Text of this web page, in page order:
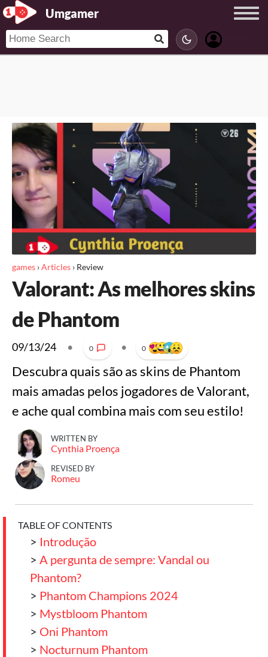
Umgamer
games ›Articles › Review
Valorant: As melhores skins
de Phantom
09/13/24 • 0 • 0
Descubra quais são as skins de Phantom
mais amadas pelos jogadores de Valorant,
e ache qual combina mais com seu estilo!
WRITTEN BY
Cynthia Proença
REVISED BY
Romeu
TABLE OF CONTENTS
> Introdução
> A pergunta de sempre: Vandal ou
Phantom?
> Phantom Champions 2024
> Mystbloom Phantom
> Oni Phantom
> Nocturnum Phantom